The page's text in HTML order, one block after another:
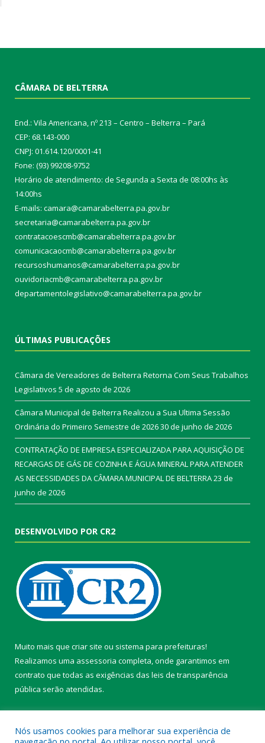
CÂMARA DE BELTERRA
End.: Vila Americana, nº 213 – Centro – Belterra – Pará
CEP: 68.143-000
CNPJ: 01.614.120/0001-41
Fone: (93) 99208-9752
Horário de atendimento: de Segunda a Sexta de 08:00hs às
14:00hs
E-mails: camara@camarabelterra.pa.gov.br
secretaria@camarabelterra.pa.gov.br
contratacoescmb@camarabelterra.pa.gov.br
comunicacaocmb@camarabelterra.pa.gov.br
recursoshumanos@camarabelterra.pa.gov.br
ouvidoriacmb@camarabelterra.pa.gov.br
departamentolegislativo@camarabelterra.pa.gov.br
ÚLTIMAS PUBLICAÇÕES
Câmara de Vereadores de Belterra Retorna Com Seus Trabalhos
Legislativos 5 de agosto de 2026
Câmara Municipal de Belterra Realizou a Sua Ultima Sessão
Ordinária do Primeiro Semestre de 202630 de junho de 2026
CONTRATAÇÃO DE EMPRESA ESPECIALIZADA PARA AQUISIÇÃO DE
RECARGAS DE GÁS DE COZINHA E ÁGUA MINERAL PARA ATENDER
AS NECESSIDADES DA CÂMARA MUNICIPAL DE BELTERRA23 de
junho de 2026
DESENVOLVIDO POR CR2
Muito mais que criar site ou sistema para prefeituras!
Realizamos uma assessoria completa, onde garantimos em
contrato que todas as exigências das leis de transparência
pública serão atendidas.
Nós usamos cookies para melhorar sua experiência de